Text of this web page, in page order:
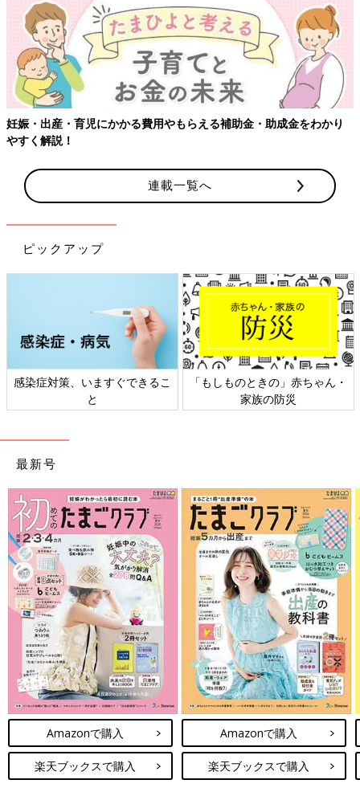
【ワクチン接種できるものも】妊婦の感染症対策、知っておいて！
連載一覧へ
ピックアップ
日本外来小児科学会リーフレッ
ト検討会
六星占術 細木かおりさんの人生
相談
最新号
Amazonで購入
楽天ブックスで購入
Amazonで購入
楽天ブックスで購入